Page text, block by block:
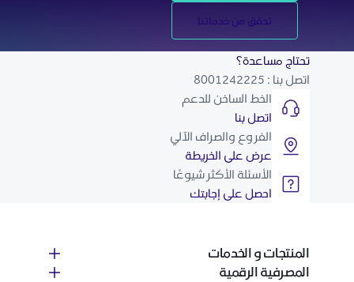
تحقق من خدماتنا
تحتاج مساعدة؟
اتصل بنا : 8001242225
الخط الساخن للدعم
اتصل بنا
الفروع والصراف الآلي
عرض على الخريطة
الأسئلة الأكثر شيوعًا
احصل على إجابتك
المنتجات و الخدمات
المصرفية الرقمية